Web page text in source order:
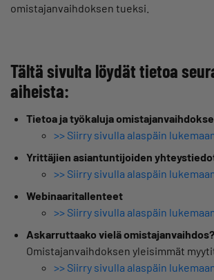
omistajanvaihdoksen tueksi.
Tältä sivulta löydät tietoa
aiheista:
Tietoa ja työkaluja
>> Siirry sivulla alaspäin
Yrittäjien asiantuntijoiden
>> Siirry sivulla alaspäin
Webinaaritallenteet
>> Siirry sivulla alaspäin
Askarruttaako vielä omistajanvaihdos?
Omistajanvaihdoksen yleisimmät
>> Siirry sivulla alaspäin